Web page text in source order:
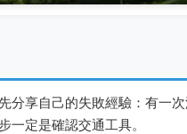
分享自己的失敗經驗：有一
定是確認交通工具。